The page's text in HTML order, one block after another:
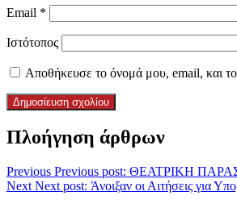
Email *
Ιστότοπος
Αποθήκευσε το όνομά μου, email, και
Πλοήγηση άρθρων
Previous Previous post: ΘΕΑΤΡΙΚΗ
Next Next post: Άνοιξαν οι Αιτήσεις για